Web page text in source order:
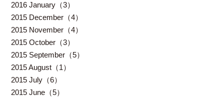
2016 January（3）
2015 December（4）
2015 November（4）
2015 October（3）
2015 September（5）
2015 August（1）
2015 July（6）
2015 June（5）